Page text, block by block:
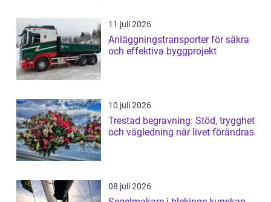
11 juli 2026
Anläggningstransporter för säkra
och effektiva byggprojekt
10 juli 2026
Trestad begravning: Stöd, trygghet
och vägledning när livet förändras
08 juli 2026